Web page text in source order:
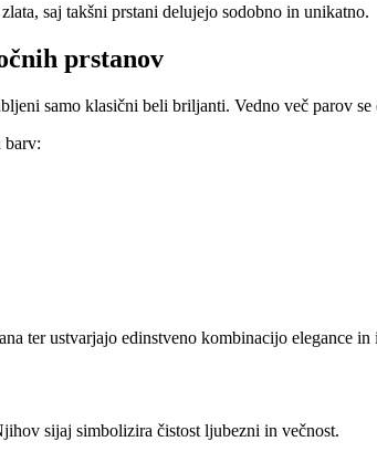
saj takšni prstani delujejo sodobno in unikatno.
prstanov
samo klasični beli briljanti. Vedno več parov
barv:
ter ustvarjajo edinstveno kombinacijo elegance
sijaj simbolizira čistost ljubezni in večnost.